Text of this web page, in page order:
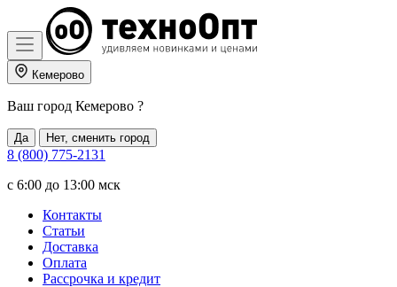
Кемерово
Ваш город Кемерово ?
Да Нет, сменить город
8 (800) 775-2131
c 6:00 до 13:00 мск
Контакты
Статьи
Доставка
Оплата
Рассрочка и кредит